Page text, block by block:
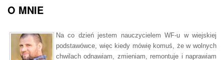
O MNIE
Na co dzień jestem nauczycielem WF-u w wiejskiej
podstawówce, więc kiedy mówię komuś, że w wolnych
chwilach odnawiam, zmieniam, remontuje i naprawiam